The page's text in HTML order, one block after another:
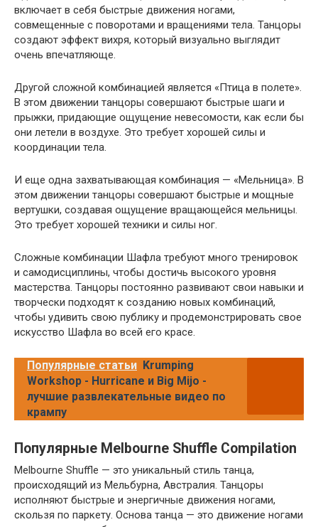
включает в себя быстрые движения ногами,
совмещенные с поворотами и вращениями тела. Танцоры
создают эффект вихря, который визуально выглядит
очень впечатляюще.
Другой сложной комбинацией является «Птица в полете».
В этом движении танцоры совершают быстрые шаги и
прыжки, придающие ощущение невесомости, как если бы
они летели в воздухе. Это требует хорошей силы и
координации тела.
И еще одна захватывающая комбинация — «Мельница». В
этом движении танцоры совершают быстрые и мощные
вертушки, создавая ощущение вращающейся мельницы.
Это требует хорошей техники и силы ног.
Сложные комбинации Шафла требуют много тренировок
и самодисциплины, чтобы достичь высокого уровня
мастерства. Танцоры постоянно развивают свои навыки и
творчески подходят к созданию новых комбинаций,
чтобы удивить свою публику и продемонстрировать свое
искусство Шафла во всей его красе.
Популярные статьи Krumping
Workshop - Hurricane и Big Mijo -
лучшие развлекательные видео по
крампу
Популярные Melbourne Shuffle Compilation
Melbourne Shuffle — это уникальный стиль танца,
происходящий из Мельбурна, Австралия. Танцоры
исполняют быстрые и энергичные движения ногами,
скользя по паркету. Основа танца — это движение ногами